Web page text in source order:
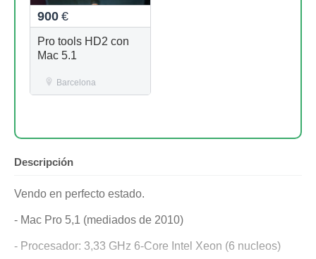
900 €
Pro tools HD2 con
Mac 5.1
Barcelona
Descripción
Vendo en perfecto estado.
- Mac Pro 5,1 (mediados de 2010)
- Procesador: 3,33 GHz 6-Core Intel Xeon (6 nucleos)